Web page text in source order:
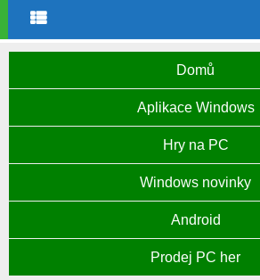
Domů
Aplikace Windows
Hry na PC
Windows novinky
Android
Prodej PC her